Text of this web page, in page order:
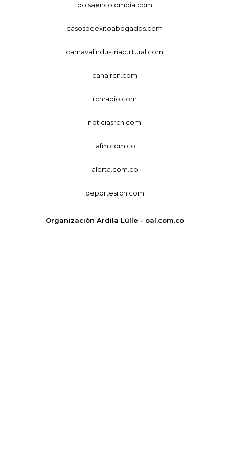
bolsaencolombia.com
casosdeexitoabogados.com
carnavalindustriacultural.com
canalrcn.com
rcnradio.com
noticiasrcn.com
lafm.com.co
alerta.com.co
deportesrcn.com
Organización Ardila Lülle - oal.com.co